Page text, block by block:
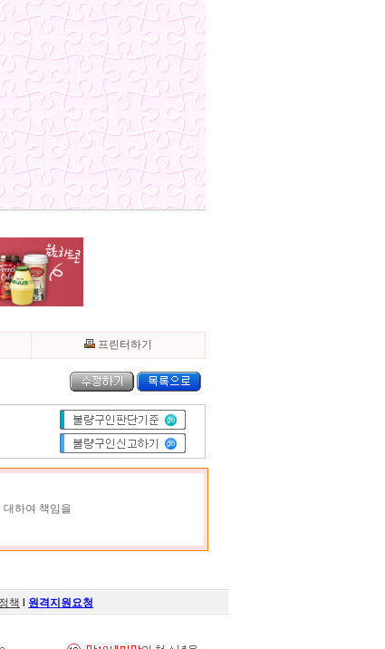
프린터하기
대하여 책임을
책 원격지원요청